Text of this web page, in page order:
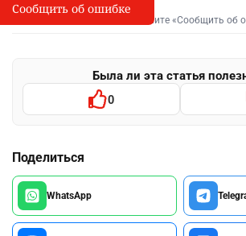
I
Сообщить об опечатке
Выделите фрагмент и нажмите «Сообщить об
Была ли эта статья
0
Поделиться
WhatsApp
Сообщить об ошибке